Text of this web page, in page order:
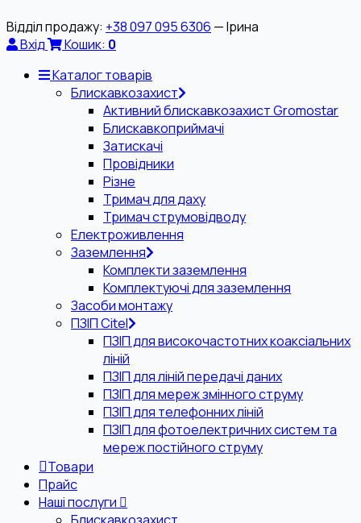
Відділ продажу: +38 097 095 6306 — Ірина
Вхід
Кошик: 0
Каталог товарів
Блискавкозахист
Активний блискавкозахист Gromostar
Блискавкоприймачі
Затискачі
Провідники
Різне
Тримач для даху
Тримач струмовідводу
Електроживлення
Заземлення
Комплекти заземлення
Комплектуючі для заземлення
Засоби монтажу
ПЗІП Citel
ПЗІП для високочастотних коаксіальних
ліній
ПЗІП для ліній передачі даних
ПЗІП для мереж змінного струму
ПЗІП для телефонних ліній
ПЗІП для фотоелектричних систем та
мереж постійного струму
Товари
Прайс
Наші послуги